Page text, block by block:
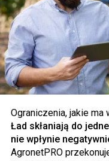
Ograniczenia, jakie ma
Ład skłaniają do
nie wpłynie
AgronetPRO